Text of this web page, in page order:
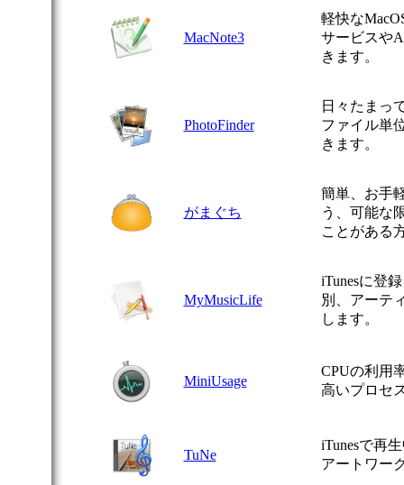
MacNote3
軽快な
サービスや
きます。
PhotoFinder
日々たまっ
ファイル単
きます。
がまぐち
簡単、お手
う、可能な
ことがある
MyMusicLife
iTunesに登
別、アーテ
します。
MiniUsage
CPUの利用
高いプロセ
TuNe
iTunesで再
アートワー